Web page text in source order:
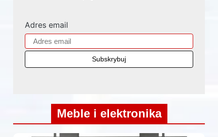
Adres email
Meble i elektronika